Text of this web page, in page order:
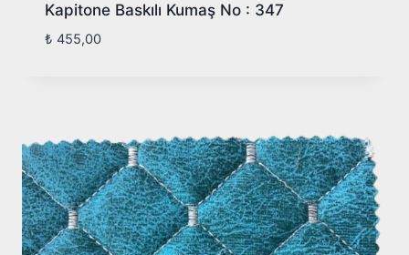
Kapitone Baskılı Kumaş No : 347
₺ 455,00